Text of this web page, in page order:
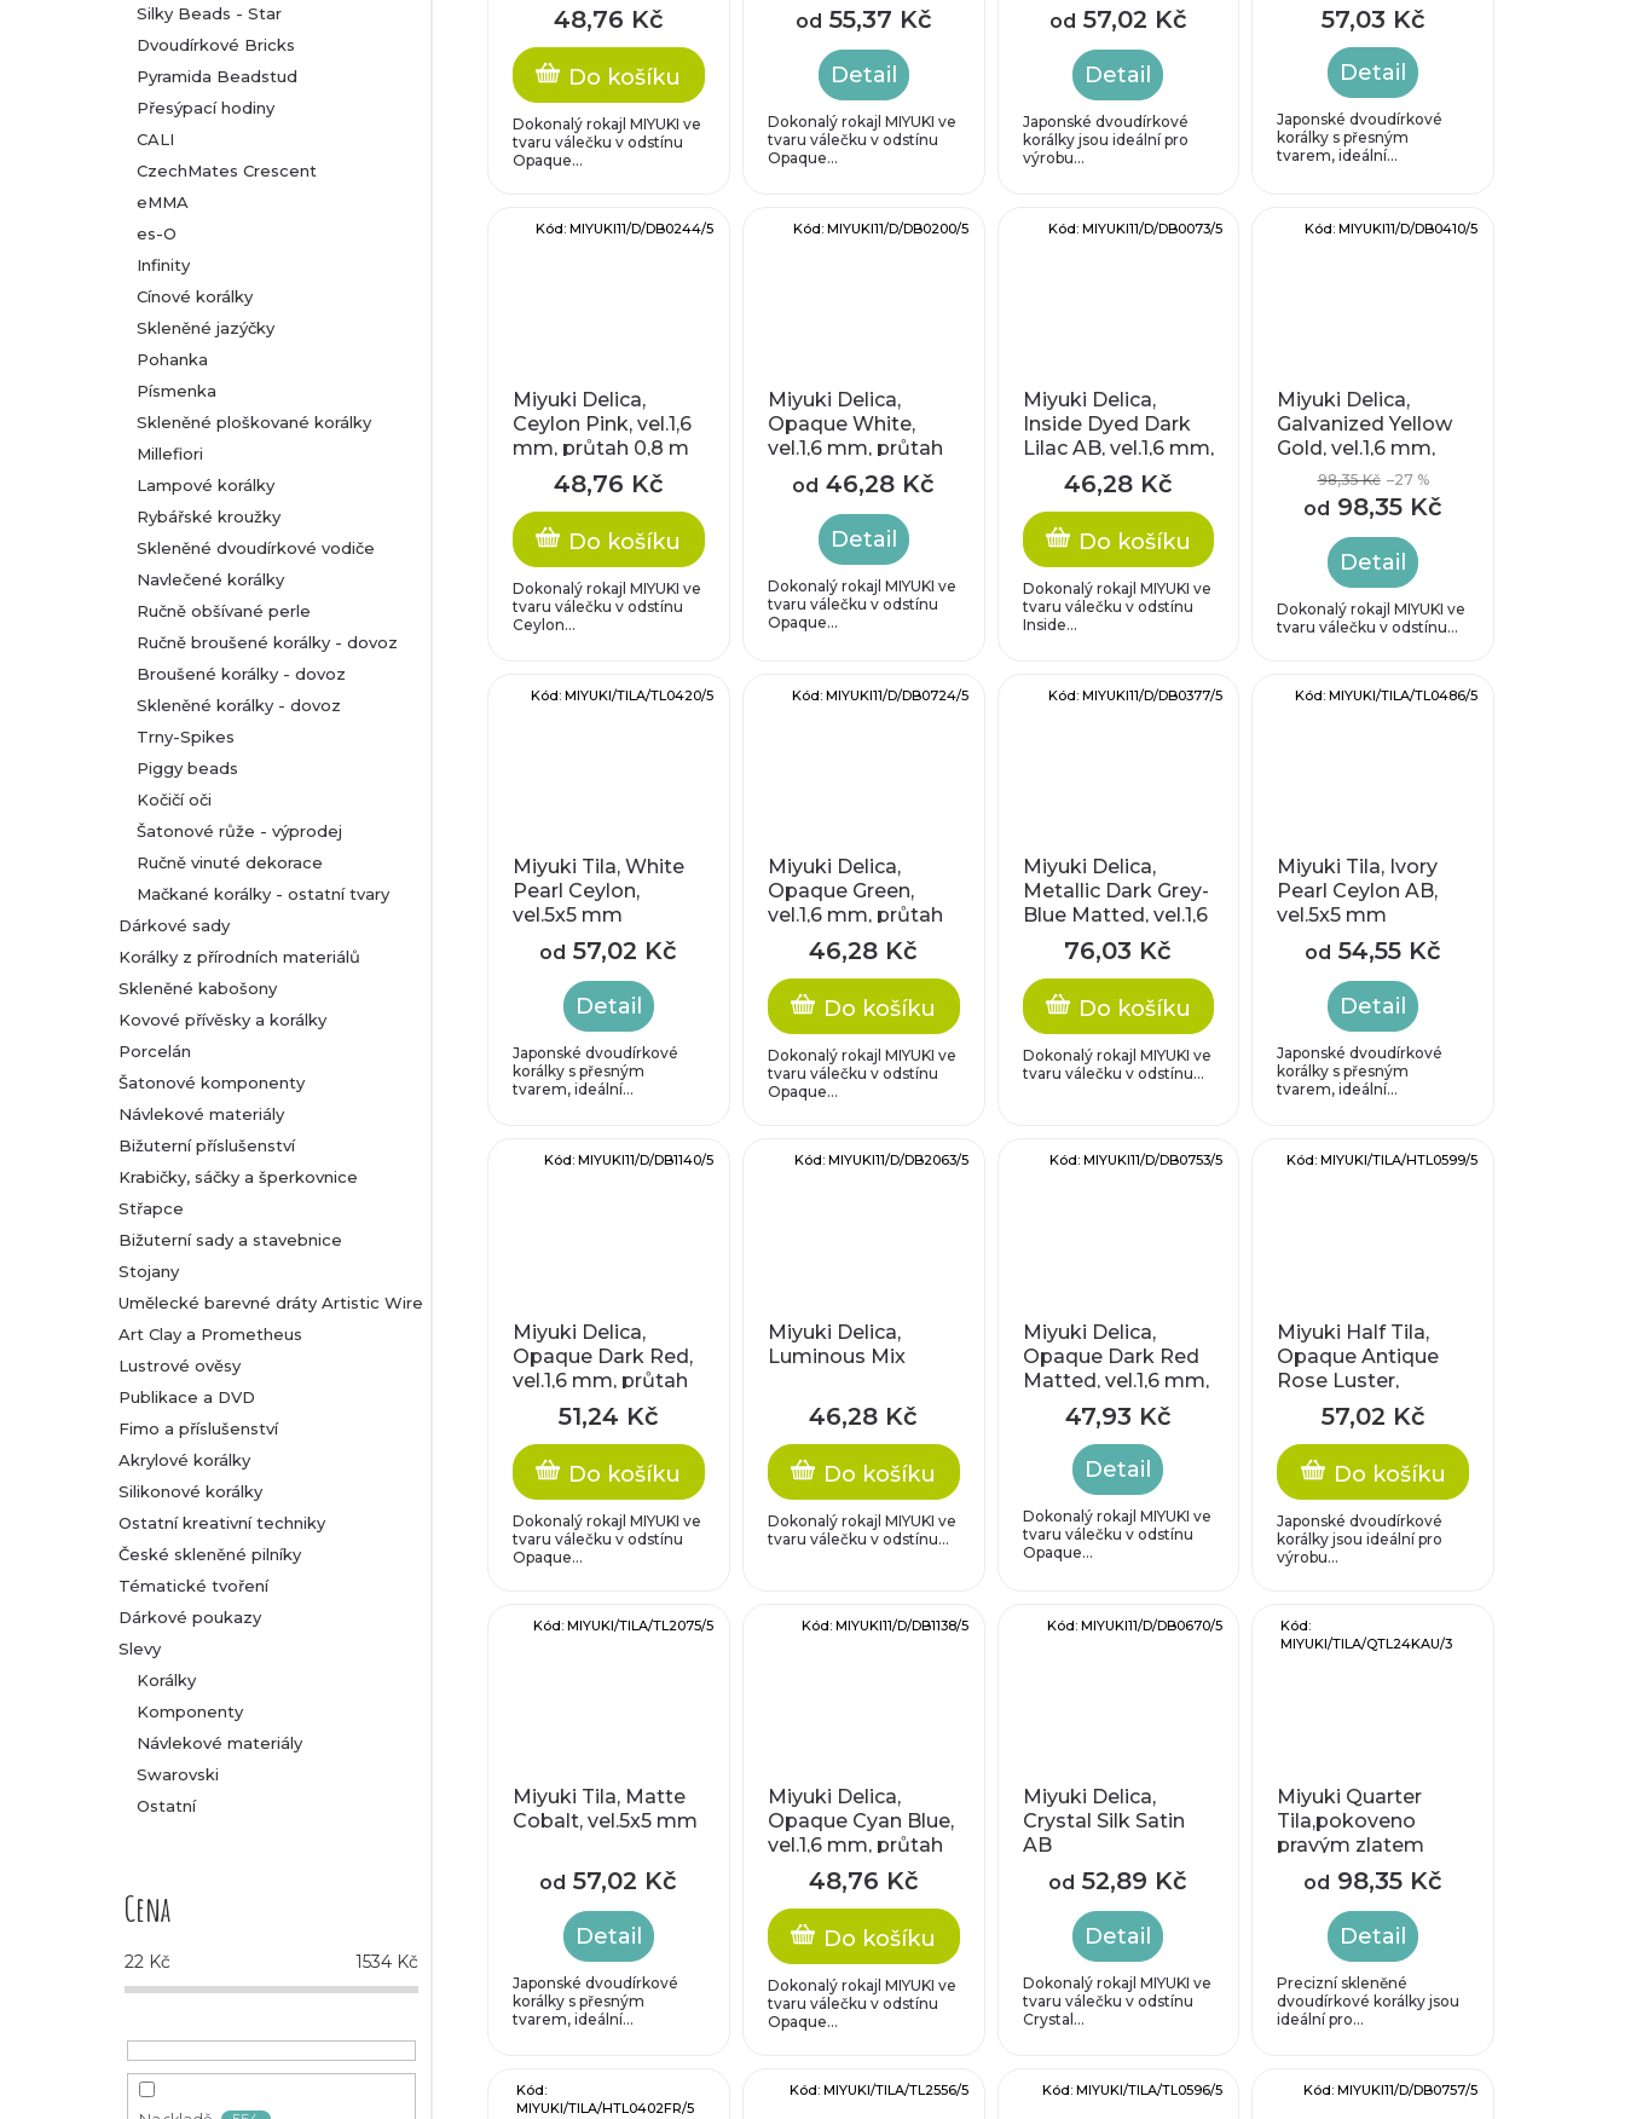
Silky Beads - Star
Dvoudírkové Bricks
Pyramida Beadstud
Přesýpací hodiny
CALI
CzechMates Crescent
eMMA
es-O
Infinity
Cínové korálky
Skleněné jazýčky
Pohanka
Písmenka
Skleněné ploškované korálky
Millefiori
Lampové korálky
Rybářské kroužky
Skleněné dvoudírkové vodiče
Navlečené korálky
Ručně obšívané perle
Ručně broušené korálky - dovoz
Broušené korálky - dovoz
Skleněné korálky - dovoz
Trny-Spikes
Piggy beads
Kočičí oči
Šatonové růže - výprodej
Ručně vinuté dekorace
Mačkané korálky - ostatní tvary
Dárkové sady
Korálky z přírodních materiálů
Skleněné kabošony
Kovové přívěsky a korálky
Porcelán
Šatonové komponenty
Návlekové materiály
Bižuterní příslušenství
Krabičky, sáčky a šperkovnice
Střapce
Bižuterní sady a stavebnice
Stojany
Umělecké barevné dráty Artistic Wire
Art Clay a Prometheus
Lustrové ověsy
Publikace a DVD
Fimo a příslušenství
Akrylové korálky
Silikonové korálky
Ostatní kreativní techniky
České skleněné pilníky
Tématické tvoření
Dárkové poukazy
Slevy
Korálky
Komponenty
Návlekové materiály
Swarovski
Ostatní
Cena
22 Kč 1534 Kč
0,8 mm48,76 Kč
Do košíku
Dokonalý rokajl MIYUKI ve
tvaru válečku v odstínu
Opaque...
průtah 0,8 mm
od 55,37 Kč
Detail
Dokonalý rokajl MIYUKI ve
tvaru válečku v odstínu
Opaque...
od 57,02 Kč
Detail
Japonské dvoudírkové
korálky jsou ideální pro
výrobu...
57,03 Kč
Detail
Japonské dvoudírkové
korálky s přesným
tvarem, ideální...
Miyuki Delica,
Ceylon Pink, vel.1,6
mm, průtah 0,8 m
48,76 Kč
Do košíku
Dokonalý rokajl MIYUKI ve
tvaru válečku v odstínu
Ceylon...
Kód: MIYUKI11/D/DB0244/5
Miyuki Delica,
Opaque White,
vel.1,6 mm, průtah
0,8 mm
od 46,28 Kč
Detail
Dokonalý rokajl MIYUKI ve
tvaru válečku v odstínu
Opaque...
Kód: MIYUKI11/D/DB0200/5
Miyuki Delica,
Inside Dyed Dark
Lilac AB, vel.1,6 mm,
průtah 0,8 mm
46,28 Kč
Do košíku
Dokonalý rokajl MIYUKI ve
tvaru válečku v odstínu
Inside...
Kód:MIYUKI11/D/DB0073/5
Miyuki Delica,
Galvanized Yellow
Gold, vel.1,6 mm,
průtah 0,8 mm
98,35 Kč –27 %
od 98,35 Kč
Detail
Dokonalý rokajl MIYUKI ve
tvaru válečku v odstínu...
Kód: MIYUKI11/D/DB0410/5
Miyuki Tila, White
Pearl Ceylon,
vel.5x5 mm
od 57,02 Kč
Detail
Japonské dvoudírkové
korálky s přesným
tvarem, ideální...
Kód: MIYUKI/TILA/TL0420/5
Miyuki Delica,
Opaque Green,
vel.1,6 mm, průtah
0,8 mm46,28 Kč
Do košíku
Dokonalý rokajl MIYUKI ve
tvaru válečku v odstínu
Opaque...
Kód: MIYUKI11/D/DB0724/5
Miyuki Delica,
Metallic Dark Grey-
Blue Matted, vel.1,6
mm, průtah 0,8
76,03 Kč
Do košíku
Dokonalý rokajl MIYUKI ve
tvaru válečku v odstínu...
Kód:MIYUKI11/D/DB0377/5
Miyuki Tila, Ivory
Pearl Ceylon AB,
vel.5x5 mm
od 54,55 Kč
Detail
Japonské dvoudírkové
korálky s přesným
tvarem, ideální...
Kód: MIYUKI/TILA/TL0486/5
Miyuki Delica,
Opaque Dark Red,
vel.1,6 mm, průtah
0,8 mm51,24 Kč
Do košíku
Dokonalý rokajl MIYUKI ve
tvaru válečku v odstínu
Opaque...
Kód: MIYUKI11/D/DB1140/5
Miyuki Delica,
Luminous Mix
46,28 Kč
Do košíku
Dokonalý rokajl MIYUKI ve
tvaru válečku v odstínu...
Kód: MIYUKI11/D/DB2063/5
Miyuki Delica,
Opaque Dark Red
Matted, vel.1,6 mm,
průtah 0,8 mm
47,93 Kč
Detail
Dokonalý rokajl MIYUKI ve
tvaru válečku v odstínu
Opaque...
Kód:MIYUKI11/D/DB0753/5
Miyuki Half Tila,
Opaque Antique
Rose Luster,
vel.5x2,3 mm
57,02 Kč
Do košíku
Japonské dvoudírkové
korálky jsou ideální pro
výrobu...
Kód: MIYUKI/TILA/HTL0599/5
Miyuki Tila, Matte
Cobalt, vel.5x5 mm
od 57,02 Kč
Detail
Japonské dvoudírkové
korálky s přesným
tvarem, ideální...
Kód: MIYUKI/TILA/TL2075/5
Miyuki Delica,
Opaque Cyan Blue,
vel.1,6 mm, průtah
0,8 mm48,76 Kč
Do košíku
Dokonalý rokajl MIYUKI ve
tvaru válečku v odstínu
Opaque...
Kód: MIYUKI11/D/DB1138/5
Miyuki Delica,
Crystal Silk Satin
AB
od 52,89 Kč
Detail
Dokonalý rokajl MIYUKI ve
tvaru válečku v odstínu
Crystal...
Kód:MIYUKI11/D/DB0670/5
Miyuki Quarter
Tila,pokoveno
pravým zlatem
24K, vel.5x1,2 mm
od 98,35 Kč
Detail
Precizní skleněné
dvoudírkové korálky jsou
ideální pro...
Kód:
MIYUKI/TILA/QTL24KAU/3
Kód:
MIYUKI/TILA/HTL0402FR/5
Kód: MIYUKI/TILA/TL2556/5 Kód:MIYUKI/TILA/TL0596/5 Kód: MIYUKI11/D/DB0757/5